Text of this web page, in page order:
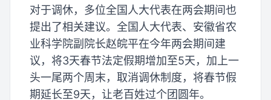
对于调休，多位全国人大代表在两会期间也
提出了相关建议。全国人大代表、安徽省农
业科学院副院长赵皖平在今年两会期间建
议，将3天春节法定假期增加至5天，加上一
头一尾两个周末，取消调休制度，将春节假
期延长至9天，让老百姓过个团圆年。